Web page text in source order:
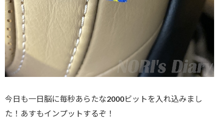
今日も一日脳に毎秒あらたな2000ビットを入れ込みまし
た！あすもインプットするぞ！